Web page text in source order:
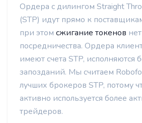
Ордера с дилингом Straight
(STP) идут прямо к
при этом сжигание токенов
посредничества. Ордера
имеют счета STP, исполняются
запозданий. Мы считаем
лучших брокеров STP, потому
активно используется более
трейдеров.